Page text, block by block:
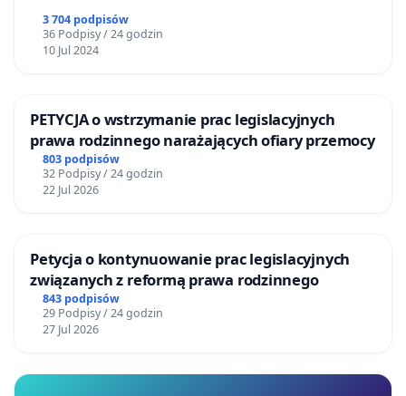
3 704 podpisów
36 Podpisy / 24 godzin
10 Jul 2024
PETYCJA o wstrzymanie prac legislacyjnych
prawa rodzinnego narażających ofiary przemocy
803 podpisów
32 Podpisy / 24 godzin
22 Jul 2026
Petycja o kontynuowanie prac legislacyjnych
związanych z reformą prawa rodzinnego
843 podpisów
29 Podpisy / 24 godzin
27 Jul 2026